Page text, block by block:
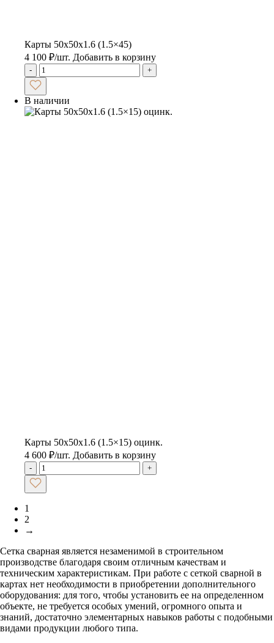
Карты 50x50x1.6 (1.5×45)
4 100 ₽/шт. Добавить в корзину
- +
В наличии
Карты 50x50x1.6 (1.5×15) оцинк.
4 600 ₽/шт. Добавить в корзину
- +
1
2
→
Сетка сварная является незаменимой в строительном
производстве благодаря своим отличным качествам и
техническим характеристикам. При работе с сеткой сварной в
картах нет необходимости в приобретении дополнительного
оборудования: для того, чтобы установить ее на определенном
объекте, не требуется особых умений, огромного опыта и
знаний, достаточно элементарных навыков работы с подобными
видами продукции любого типа.